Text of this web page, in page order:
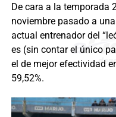
De cara a la temporada
noviembre pasado a
actual entrenador del
es (sin contar el único
el de mejor efectividad
59,52%.